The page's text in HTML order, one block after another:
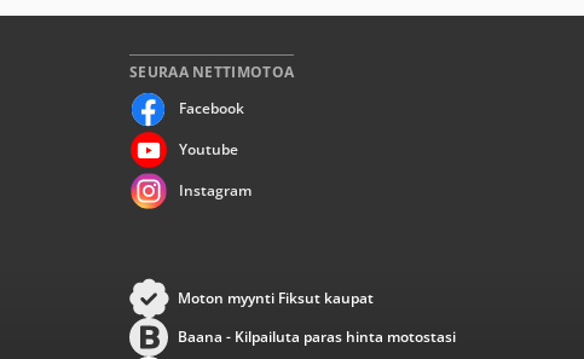
SEURAA NETTIMOTOA
Facebook
Youtube
Instagram
Moton myynti Fiksut kaupat
Baana - Kilpailuta paras hinta motostasi